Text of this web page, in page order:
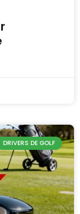
DRIVERS DE GOLF